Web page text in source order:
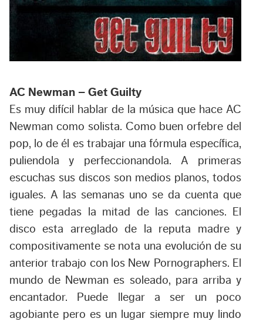
AC Newman – Get Guilty
Es muy difícil hablar de la música que hace AC
Newman como solista. Como buen orfebre del
pop, lo de él es trabajar una fórmula específica,
puliendola y perfeccionandola. A primeras
escuchas sus discos son medios planos, todos
iguales. A las semanas uno se da cuenta que
tiene pegadas la mitad de las canciones. El
disco esta arreglado de la reputa madre y
compositivamente se nota una evolución de su
anterior trabajo con los New Pornographers. El
mundo de Newman es soleado, para arriba y
encantador. Puede llegar a ser un poco
agobiante pero es un lugar siempre muy lindo